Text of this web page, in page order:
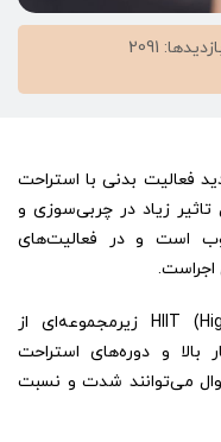
2091
فعالیت بدنی با استراحت
زیاد در چربی‌سوزی و
است و در فعالیت‌های
تمرین HIIT (High-Intensity Interval Training) زیرمجموعه‌ای از
و دوره‌های استراحت
می‌توانند شدت و نسبت